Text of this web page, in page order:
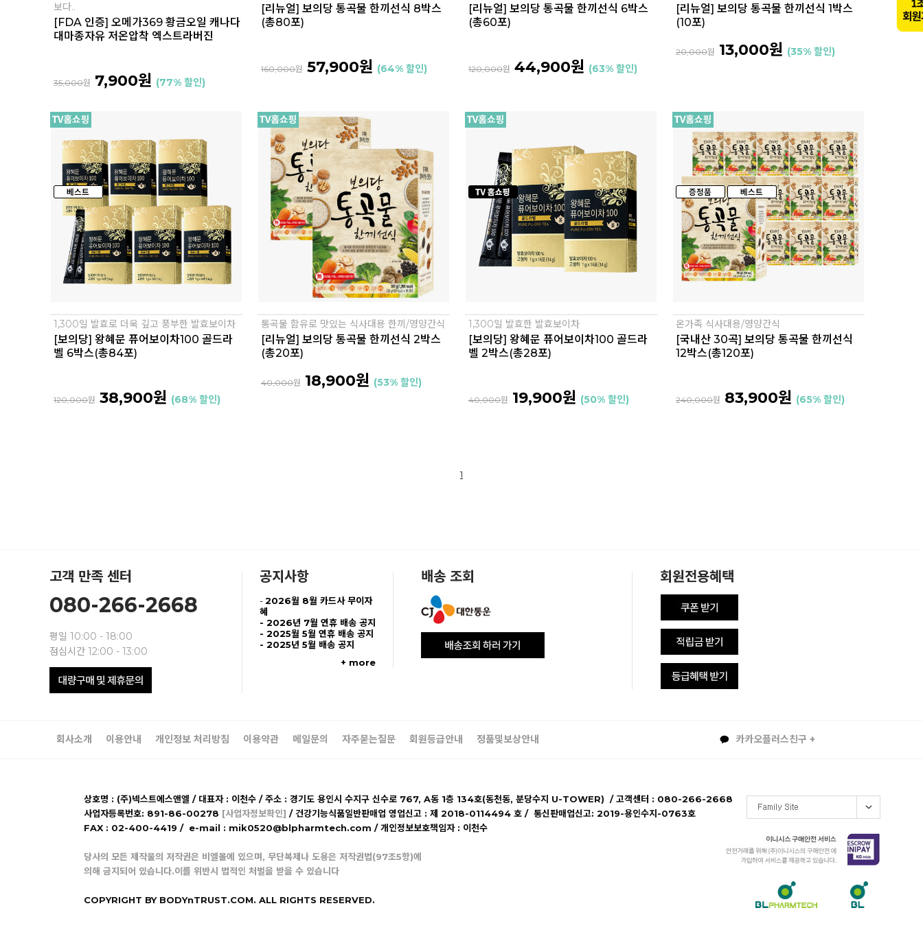
보다..
[FDA 인증] 오메가369 황금오일 캐나다
대마종자유 저온압착 엑스트라버진
35,000원 7,900원 (77% 할인)
[리뉴얼] 보의당 통곡물 한끼선식 8박스
(총80포)
160,000원 57,900원 (64% 할인)
[리뉴얼] 보의당 통곡물 한끼선식 6박스
(총60포)
120,000원 44,900원 (63% 할인)
[리뉴얼] 보의당 통곡물 한끼선식 1박스
(10포)
20,000원 13,000원 (35% 할인)
1,300일 발효로 더욱 깊고 풍부한 발효보이차
[보의당] 왕혜문 퓨어보이차100 골드라
벨 6박스(총84포)
120,000원 38,900원 (68% 할인)
통곡물 함유로 맛있는 식사대용 한끼/영양간식
[리뉴얼] 보의당 통곡물 한끼선식 2박스
(총20포)
40,000원 18,900원 (53% 할인)
1,300일 발효한 발효보이차
[보의당] 왕혜문 퓨어보이차100 골드라
벨 2박스(총28포)
40,000원 19,900원 (50% 할인)
온가족 식사대용/영양간식
[국내산 30곡] 보의당 통곡물 한끼선식
12박스(총120포)
240,000원 83,900원 (65% 할인)
1
고객 만족 센터
080-266-2668
평일 10:00 - 18:00
점심시간 12:00 - 13:00
공지사항
-2026월 8월 카드사 무이자
혜
- 2026년 7월 연휴 배송 공지
- 2025월 5월 연휴 배송 공지
- 2025년 5월 배송 공지
+ more
배송 조회 회원전용혜택
회사소개 이용안내 개인정보 처리방침 이용약관 메일문의 자주묻는질문 회원등급안내 정품및보상안내 카카오플러스친구 +
상호명 : (주)넥스트에스앤엘 / 대표자 : 이천수 / 주소 : 경기도 용인시 수지구 신수로 767, A동 1층 134호(동천동, 분당수지 U-TOWER) / 고객센터 : 080-266-2668
사업자등록번호: 891-86-00278 [사업자정보확인] / 건강기능식품일반판매업 영업신고 : 제 2018-0114494 호 / 통신판매업신고: 2019-용인수지-0763호
FAX : 02-400-4419 / e-mail : mik0520@blpharmtech.com / 개인정보보호책임자 : 이천수
당사의 모든 제작물의 저작권은 비엘몰에 있으며, 무단복제나 도용은 저작권법(97조5항)에
의해 금지되어 있습니다.이를 위반시 법적인 처벌을 받을 수 있습니다
COPYRIGHT BY BODYnTRUST.COM. ALL RIGHTS RESERVED.